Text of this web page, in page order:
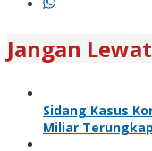
Jangan
Sidang Kasus
Miliar Terungkap